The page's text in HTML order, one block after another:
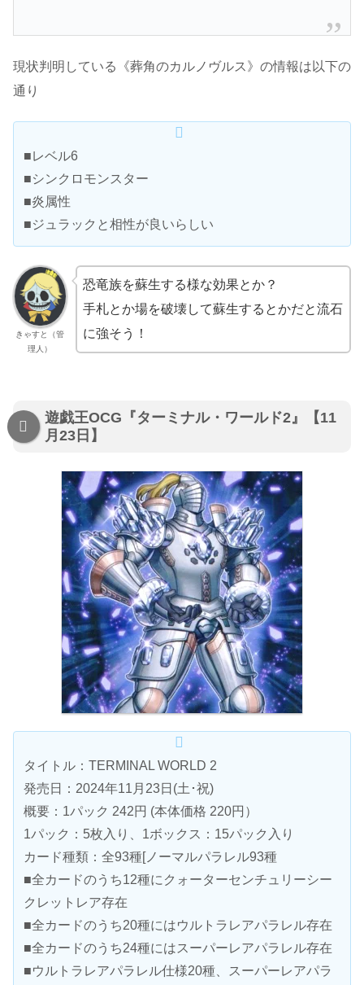
現状判明している《葬角のカルノヴルス》の情報は以下の
通り
■レベル6
■シンクロモンスター
■炎属性
■ジュラックと相性が良いらしい
きゃすと（管
理人）
恐竜族を蘇生する様な効果とか？
手札とか場を破壊して蘇生するとかだと流石
に強そう！
遊戯王OCG『ターミナル・ワールド2』【11
月23日】
タイトル：TERMINAL WORLD 2
発売日：2024年11月23日(土･祝)
概要：1パック 242円 (本体価格 220円）
1パック：5枚入り、1ボックス：15パック入り
カード種類：全93種[ノーマルパラレル93種
■全カードのうち12種にクォーターセンチュリーシー
クレットレア存在
■全カードのうち20種にはウルトラレアパラレル存在
■全カードのうち24種にはスーパーレアパラレル存在
■ウルトラレアパラレル仕様20種、スーパーレアパラ